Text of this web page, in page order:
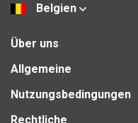
Belgien
Über uns
Allgemeine
Nutzungsbedingungen
Rechtliche